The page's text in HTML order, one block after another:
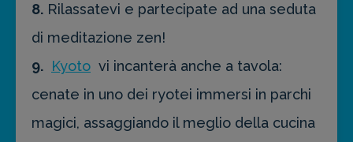
8. Rilassatevi e partecipate ad una seduta
di meditazione zen!
9. Kyoto vi incanterà anche a tavola:
cenate in uno dei ryotei immersi in parchi
magici, assaggiando il meglio della cucina